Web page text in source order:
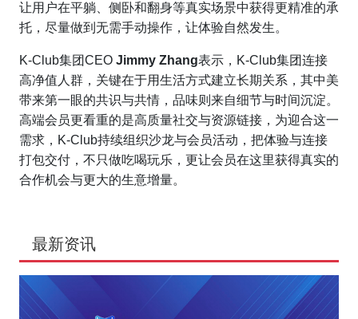
让用户在平躺、侧卧和翻身等真实场景中获得更精准的承
托，尽量做到无需手动操作，让体验自然发生。
K-Club集团CEO Jimmy Zhang表示，K-Club集团连接
高净值人群，关键在于用生活方式建立长期关系，其中美
带来第一眼的共识与共情，品味则来自细节与时间沉淀。
高端会员更看重的是高质量社交与资源链接，为迎合这一
需求，K-Club持续组织沙龙与会员活动，把体验与连接
打包交付，不只做吃喝玩乐，更让会员在这里获得真实的
合作机会与更大的生意增量。
最新资讯